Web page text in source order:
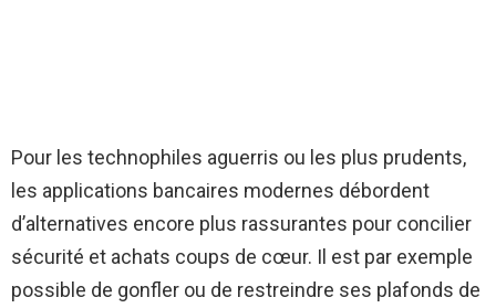
Pour les technophiles aguerris ou les plus prudents,
les applications bancaires modernes débordent
d’alternatives encore plus rassurantes pour concilier
sécurité et achats coups de cœur. Il est par exemple
possible de gonfler ou de restreindre ses plafonds de